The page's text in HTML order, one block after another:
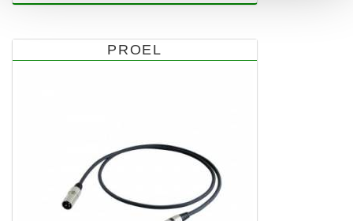
PROEL